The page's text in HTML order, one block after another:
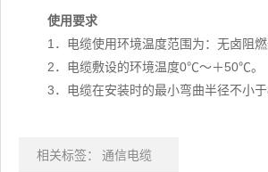
使用要求
1．电缆使用环境温度范围为：无卤阻
2．电缆敷设的环境温度0℃～＋50℃。
3．电缆在安装时的最小弯曲半径不小于
相关标签： 通信电缆